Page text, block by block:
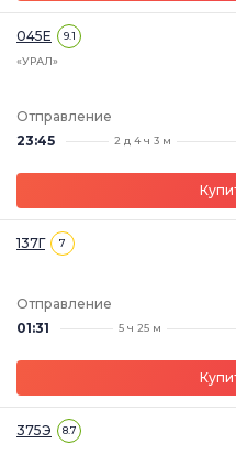
045Е 9.1
«УРАЛ»
Отправление
23:45
2 д 4 ч 3 м
137Г 7
Отправление
01:31
5 ч 25 м
375Э 8.7